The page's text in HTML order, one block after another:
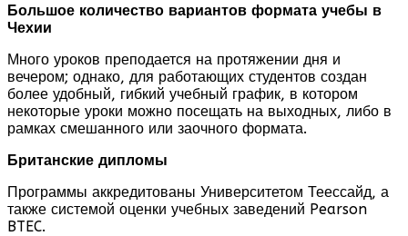
Большое количество вариантов формата учебы в
Чехии
Много уроков преподается на протяжении дня и
вечером; однако, для работающих студентов создан
более удобный, гибкий учебный график, в котором
некоторые уроки можно посещать на выходных, либо в
рамках смешанного или заочного формата.
Британские дипломы
Программы аккредитованы Университетом Теессайд, а
также системой оценки учебных заведений Pearson
BTEC.